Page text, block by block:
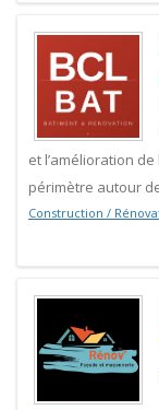
et l’amélioration
périmètre autour
Construction /